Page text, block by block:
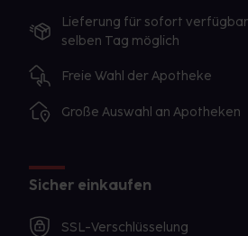
Lieferung für sofort
selben Tag möglich
Freie Wahl der Apotheke
Große Auswahl an Apotheken
Sicher einkaufen
SSL-Verschlüsselung